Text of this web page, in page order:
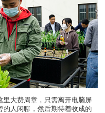
大费周章，只需离开电脑屏
人闲聊，然后期待着收成的